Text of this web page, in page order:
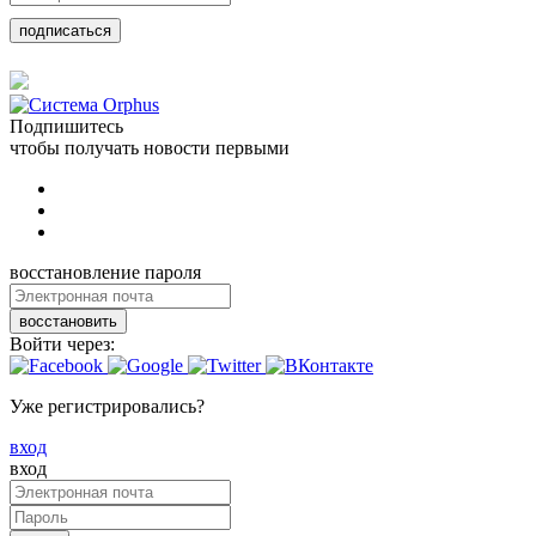
подписаться
Подпишитесь
чтобы получать новости первыми
восстановление пароля
восстановить
Войти через:
Уже регистрировались?
вход
вход